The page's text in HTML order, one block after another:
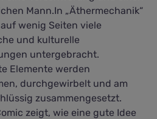
Mann.In „Äthermechanik“
wenig Seiten viele
und kulturelle
untergebracht.
Elemente werden
durchgewirbelt und am
zusammengesetzt.
zeigt, wie eine gute Idee